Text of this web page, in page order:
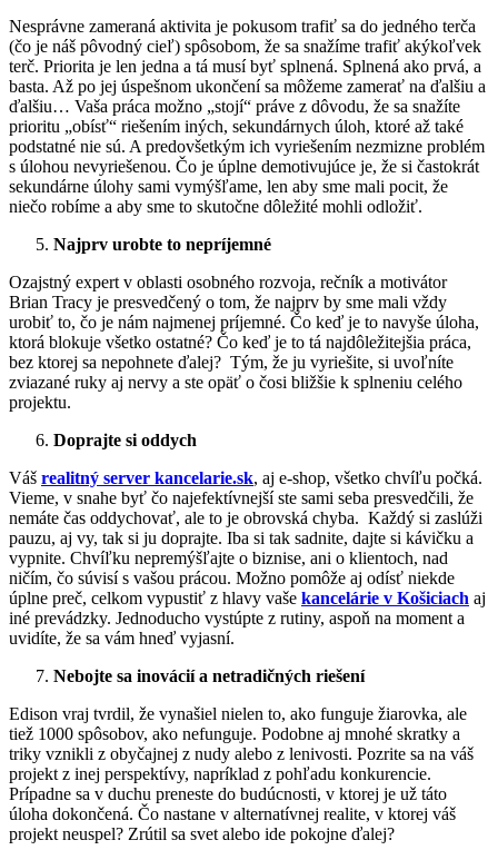
Nesprávne zameraná aktivita je pokusom trafiť sa do jedného terča
(čo je náš pôvodný cieľ) spôsobom, že sa snažíme trafiť akýkoľvek
terč. Priorita je len jedna a tá musí byť splnená. Splnená ako prvá, a
basta. Až po jej úspešnom ukončení sa môžeme zamerať na ďalšiu a
ďalšiu… Vaša práca možno „stojí“ práve z dôvodu, že sa snažíte
prioritu „obísť“ riešením iných, sekundárnych úloh, ktoré až také
podstatné nie sú. A predovšetkým ich vyriešením nezmizne problém
s úlohou nevyriešenou. Čo je úplne demotivujúce je, že si častokrát
sekundárne úlohy sami vymýšľame, len aby sme mali pocit, že
niečo robíme a aby sme to skutočne dôležité mohli odložiť.
Najprv urobte to nepríjemné
Ozajstný expert v oblasti osobného rozvoja, rečník a motivátor
Brian Tracy je presvedčený o tom, že najprv by sme mali vždy
urobiť to, čo je nám najmenej príjemné. Čo keď je to navyše úloha,
ktorá blokuje všetko ostatné? Čo keď je to tá najdôležitejšia práca,
bez ktorej sa nepohnete ďalej? Tým, že ju vyriešite, si uvoľníte
zviazané ruky aj nervy a ste opäť o čosi bližšie k splneniu celého
projektu.
Doprajte si oddych
Váš realitný server kancelarie.sk, aj e-shop, všetko chvíľu počká.
Vieme, v snahe byť čo najefektívnejší ste sami seba presvedčili, že
nemáte čas oddychovať, ale to je obrovská chyba. Každý si zaslúži
pauzu, aj vy, tak si ju doprajte. Iba si tak sadnite, dajte si kávičku a
vypnite. Chvíľku nepremýšľajte o biznise, ani o klientoch, nad
ničím, čo súvisí s vašou prácou. Možno pomôže aj odísť niekde
úplne preč, celkom vypustiť z hlavy vaše kancelárie v Košiciach aj
iné prevádzky. Jednoducho vystúpte z rutiny, aspoň na moment a
uvidíte, že sa vám hneď vyjasní.
Nebojte sa inovácií a netradičných riešení
Edison vraj tvrdil, že vynašiel nielen to, ako funguje žiarovka, ale
tiež 1000 spôsobov, ako nefunguje. Podobne aj mnohé skratky a
triky vznikli z obyčajnej z nudy alebo z lenivosti. Pozrite sa na váš
projekt z inej perspektívy, napríklad z pohľadu konkurencie.
Prípadne sa v duchu preneste do budúcnosti, v ktorej je už táto
úloha dokončená. Čo nastane v alternatívnej realite, v ktorej váš
projekt neuspel? Zrútil sa svet alebo ide pokojne ďalej?